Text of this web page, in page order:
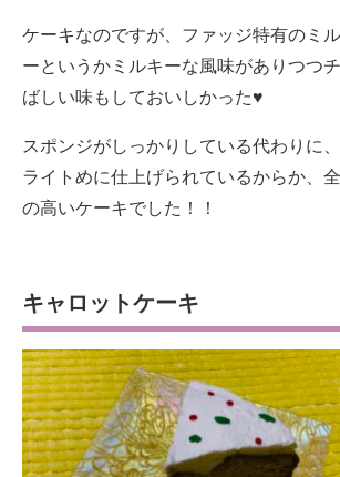
ケーキなのですが、ファッジ特有のミ
ーというかミルキーな風味がありつつ
ばしい味もしておいしかった♥
スポンジがしっかりしている代わりに
ライトめに仕上げられているからか、
の高いケーキでした！！
キャロットケーキ